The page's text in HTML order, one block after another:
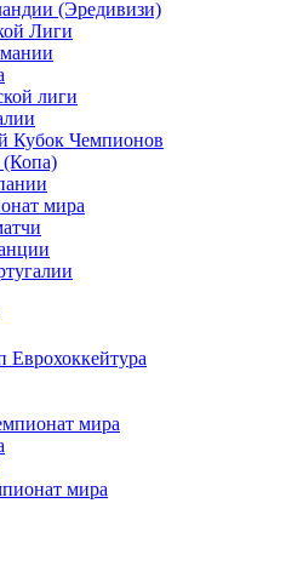
(Эредивизи)
Лиги
лиги
Кубок Чемпионов
мира
Еврохоккейтура
мира
мира